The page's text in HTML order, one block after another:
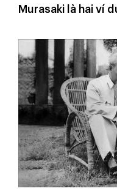
Murasaki là hai ví